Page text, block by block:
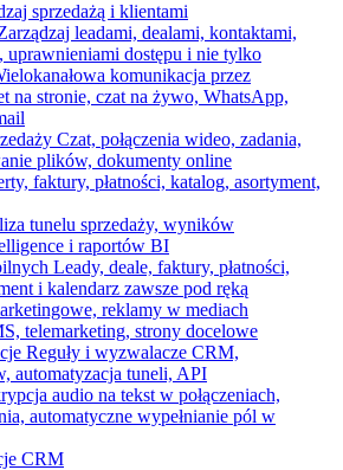
sprzedażą i klientami
leadami, dealami, kontaktami,
uprawnieniami dostępu i nie tylko
komunikacja przez
na stronie, czat na żywo, WhatsApp,
Czat, połączenia wideo, zadania,
plików, dokumenty online
faktury, płatności, katalog, asortyment,
tunelu sprzedaży, wyników
i raportów BI
Leady, deale, faktury, płatności,
i kalendarz zawsze pod ręką
reklamy w mediach
telemarketing, strony docelowe
Reguły i wyzwalacze CRM,
automatyzacja tuneli, API
audio na tekst w połączeniach,
automatyczne wypełnianie pól w
CRM